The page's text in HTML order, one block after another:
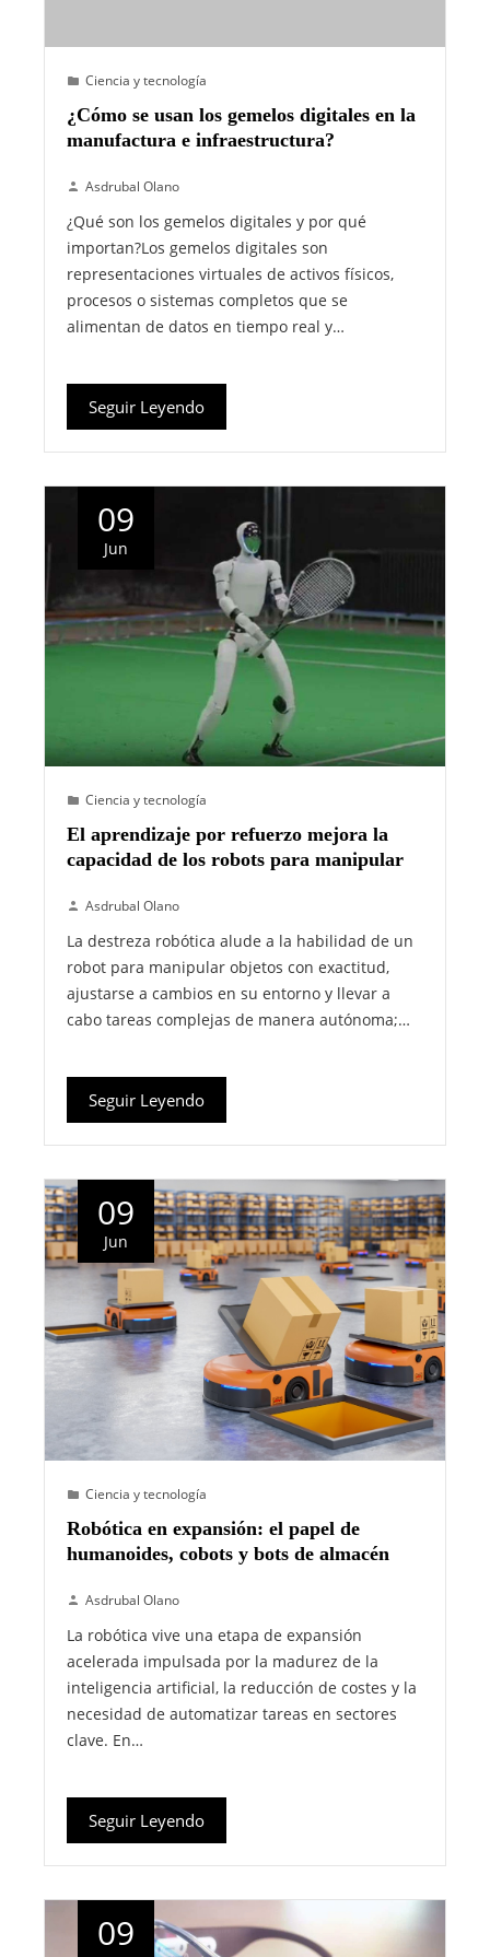
Ciencia y tecnología
¿Cómo se usan los gemelos digitales en la
manufactura e infraestructura?
Asdrubal Olano
¿Qué son los gemelos digitales y por qué
importan?Los gemelos digitales son
representaciones virtuales de activos físicos,
procesos o sistemas completos que se
alimentan de datos en tiempo real y…
Seguir Leyendo
09
Jun
Ciencia y tecnología
El aprendizaje por refuerzo mejora la
capacidad de los robots para manipular
Asdrubal Olano
La destreza robótica alude a la habilidad de un
robot para manipular objetos con exactitud,
ajustarse a cambios en su entorno y llevar a
cabo tareas complejas de manera autónoma;…
Seguir Leyendo
09
Jun
Ciencia y tecnología
Robótica en expansión: el papel de
humanoides, cobots y bots de almacén
Asdrubal Olano
La robótica vive una etapa de expansión
acelerada impulsada por la madurez de la
inteligencia artificial, la reducción de costes y la
necesidad de automatizar tareas en sectores
clave. En…
Seguir Leyendo
09